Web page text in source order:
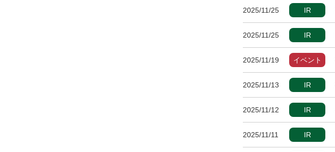
2025/11/25 IR
2025/11/25 IR
2025/11/19 イベント
2025/11/13 IR
2025/11/12 IR
2025/11/11 IR